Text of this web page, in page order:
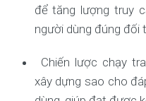
để tăng lượng truy
người dùng đúng đối
Chiến lược chạy
xây dựng sao cho